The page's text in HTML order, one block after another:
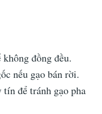
đồng đều.
nếu gạo bán rời.
tín để tránh gạo pha